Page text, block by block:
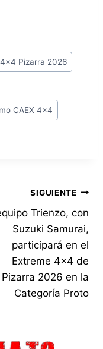
Pizarra 2026
CAEX 4x4
SIGUIENTE
Trienzo, con
Suzuki Samurai,
participará en el
Extreme 4×4 de
Pizarra 2026 en la
Categoría Proto